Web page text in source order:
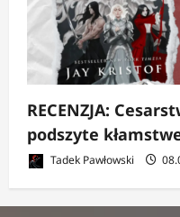
RECENZJA:
podszyte
Tadek Pawłowski